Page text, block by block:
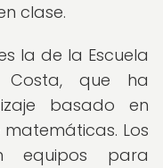
clase.
la de la Escuela
que ha
basado en
Los
equipos para